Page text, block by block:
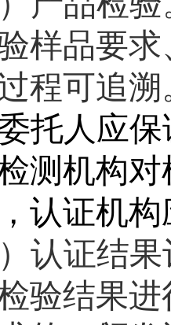
样品要
程可追溯
托人应
测机构
认证机构
）认证结
验结果